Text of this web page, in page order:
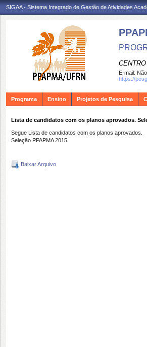
SIGAA - Sistema Integrado de Gestão de Atividades
E-mail:
https://
Programa Ensino Projetos de Pesquisa
Lista de candidatos com os planos aprovados.
Segue Lista de candidatos com os planos aprovados.
Seleção PPAPMA 2015.
Baixar Arquivo